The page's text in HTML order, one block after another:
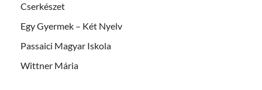
Cserkészet
Egy Gyermek – Két Nyelv
Passaici Magyar Iskola
Wittner Mária